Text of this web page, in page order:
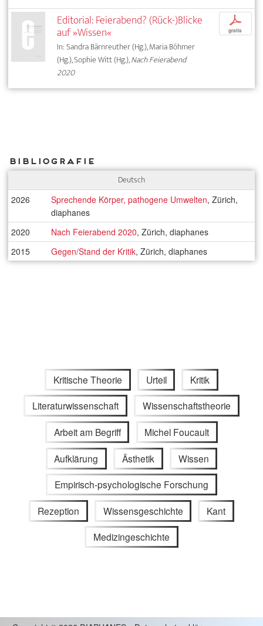
Editorial: Feierabend? (Rück-)Blicke
auf »Wissen«
In: Sandra Bärnreuther (Hg.), Maria Böhmer
(Hg.), Sophie Witt (Hg.),Nach Feierabend
2020
p
gratis
Bibliografie
Deutsch
2026 Sprechende Körper, pathogene Umwelten, Zürich,
diaphanes
2020
Nach Feierabend 2020, Zürich, diaphanes
2015
Gegen/Stand der Kritik, Zürich, diaphanes
Kritische Theorie Urteil Kritik
Literaturwissenschaft Wissenschaftstheorie
Arbeit am Begriff Michel Foucault
Aufklärung Ästhetik Wissen
Empirisch-psychologische Forschung
Rezeption Wissensgeschichte Kant
Medizingeschichte